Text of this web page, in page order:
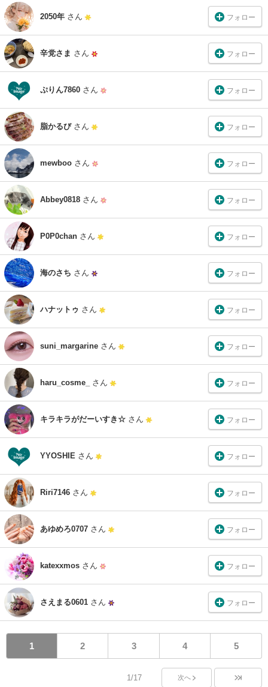
2050年 さん フォロー
辛党さま さん フォロー
ぷりん7860 さん フォロー
脂かるび さん フォロー
mewboo さん フォロー
Abbey0818 さん フォロー
P0P0chan さん フォロー
海のさち さん フォロー
ハナットゥ さん フォロー
suni_margarine さん フォロー
haru_cosme_ さん フォロー
キラキラがだーいすき☆ さん フォロー
YYOSHIE さん フォロー
Riri7146 さん フォロー
あゆめろ0707 さん フォロー
katexxmos さん フォロー
さえまる0601 さん フォロー
1 2 3 4 5
1/17 次へ